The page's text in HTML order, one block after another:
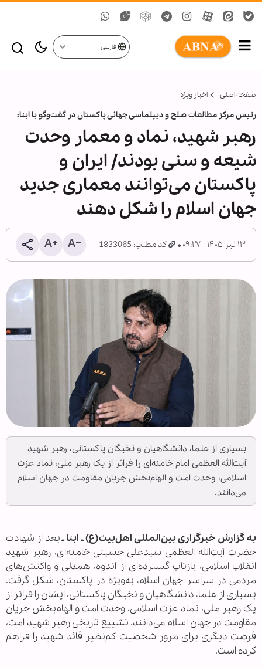
فارسی
صفحه اصلی اخبار ویژه
رئیس مرکز مطالعات صلح و دیپلماسی جهانی پاکستان در گفت‌وگو با ابنا:
رهبر شهید، نماد و معمار وحدت
شیعه و سنی بودند/ ایران و
پاکستان می‌توانند معماری جدید
جهان اسلام را شکل دهند
۱۳ تیر ۱۴۰۵ - ۰۹:۲۷ کد مطلب: 1833065
بسیاری از علما، دانشگاهیان و نخبگان پاکستانی، رهبر شهید
آیت‌الله العظمی امام خامنه‌ای را فراتر از یک رهبر ملی، نماد عزت
اسلامی، وحدت امت و الهام‌بخش جریان مقاومت در جهان اسلام
می‌دانند.
به گزارش خبرگزاری بین‌المللی اهل‌بیت(ع) ـ ابنا ـبعد از شهادت
حضرت آیت‌الله العظمی سیدعلی حسینی خامنه‌ای، رهبر شهید
انقلاب اسلامی، بازتاب گسترده‌ای از اندوه، همدلی و واکنش‌های
مردمی در سراسر جهان اسلام، به‌ویژه در پاکستان، شکل گرفت.
بسیاری از علما، دانشگاهیان و نخبگان پاکستانی، ایشان را فراتر از
یک رهبر ملی، نماد عزت اسلامی، وحدت امت و الهام‌بخش جریان
مقاومت در جهان اسلام می‌دانند. تشییع تاریخی رهبر شهید امت،
فرصت دیگری برای مرور شخصیت کم‌نظیر قائد شهید را فراهم
کرده است.